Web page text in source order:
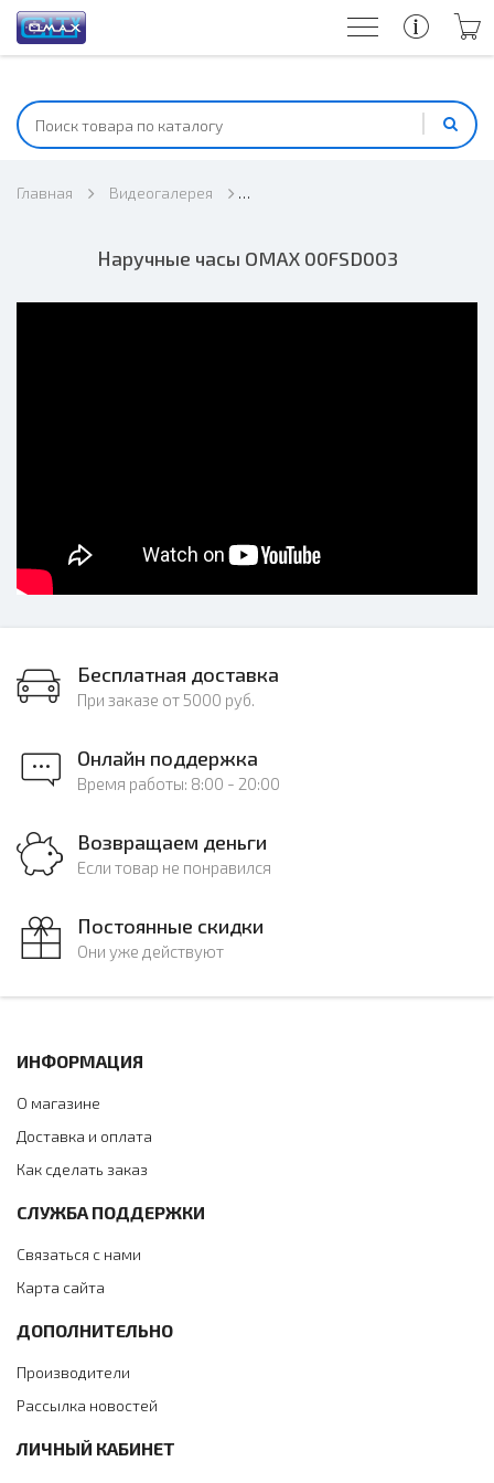
Главная Видеогалерея
Наручные часы OMAX 00FSD003
Бесплатная доставка
При заказе от 5000 руб.
Онлайн поддержка
Время работы: 8:00 - 20:00
Возвращаем деньги
Если товар не понравился
Постоянные скидки
Они уже действуют
ИНФОРМАЦИЯ
О магазине
Доставка и оплата
Как сделать заказ
СЛУЖБА ПОДДЕРЖКИ
Связаться с нами
Карта сайта
ДОПОЛНИТЕЛЬНО
Производители
Рассылка новостей
ЛИЧНЫЙ КАБИНЕТ